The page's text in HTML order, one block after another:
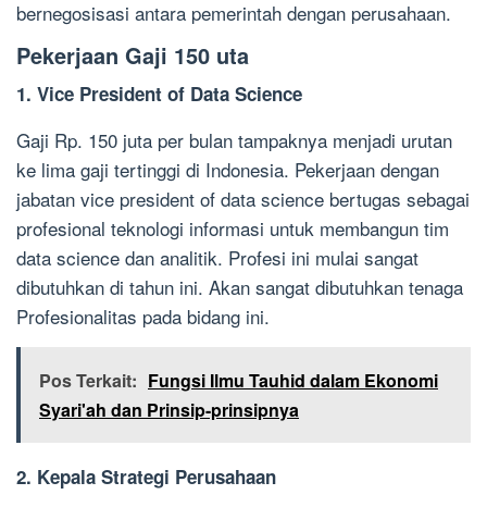
bernegosisasi antara pemerintah dengan perusahaan.
Pekerjaan Gaji 150 uta
1. Vice President of Data Science
Gaji Rp. 150 juta per bulan tampaknya menjadi urutan
ke lima gaji tertinggi di Indonesia. Pekerjaan dengan
jabatan vice president of data science bertugas sebagai
profesional teknologi informasi untuk membangun tim
data science dan analitik. Profesi ini mulai sangat
dibutuhkan di tahun ini. Akan sangat dibutuhkan tenaga
Profesionalitas pada bidang ini.
Pos Terkait: Fungsi Ilmu Tauhid dalam Ekonomi
Syari'ah dan Prinsip-prinsipnya
2. Kepala Strategi Perusahaan